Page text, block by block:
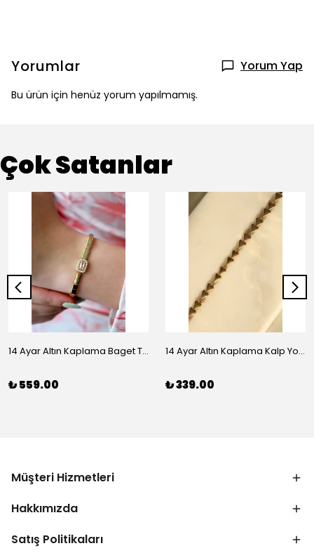
Yorumlar Yorum Yap
Bu ürün için henüz yorum yapılmamış.
Çok Satanlar
14 Ayar Altın Kaplama Baget Taşlı Vip Bileklik
₺ 559.00
14 Ayar Altın Kaplama Kalp Yolu Bileklik
₺ 339.00
Müşteri Hizmetleri
Hakkımızda
Satış Politikaları